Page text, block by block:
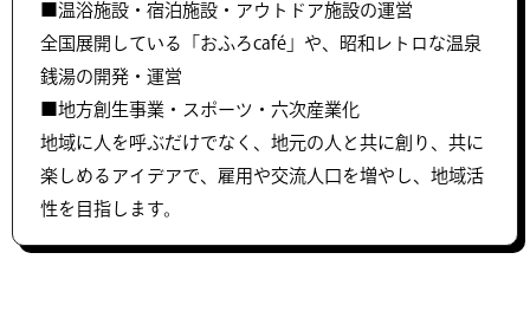
■温浴施設・宿泊施設・アウトドア施設の運営
全国展開している「おふろcafé」や、昭和レトロな温泉
銭湯の開発・運営
■地方創生事業・スポーツ・六次産業化
地域に人を呼ぶだけでなく、地元の人と共に創り、共に
楽しめるアイデアで、雇用や交流人口を増やし、地域活
性を目指します。